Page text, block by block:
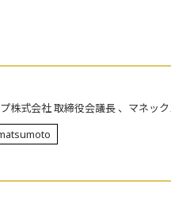
株式会社 取締役会議長 、マネッ